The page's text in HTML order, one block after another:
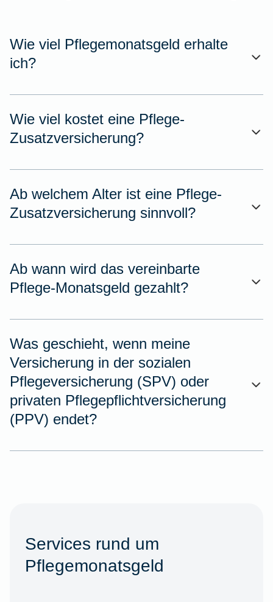
Wie viel Pflegemonatsgeld erhalte
ich?
Wie viel kostet eine Pflege-
Zusatzversicherung?
Ab welchem Alter ist eine Pflege-
Zusatzversicherung sinnvoll?
Ab wann wird das vereinbarte
Pflege-Monatsgeld gezahlt?
Was geschieht, wenn meine
Versicherung in der sozialen
Pflegeversicherung (SPV) oder
privaten Pflegepflichtversicherung
(PPV) endet?
Services rund um
Pflegemonatsgeld